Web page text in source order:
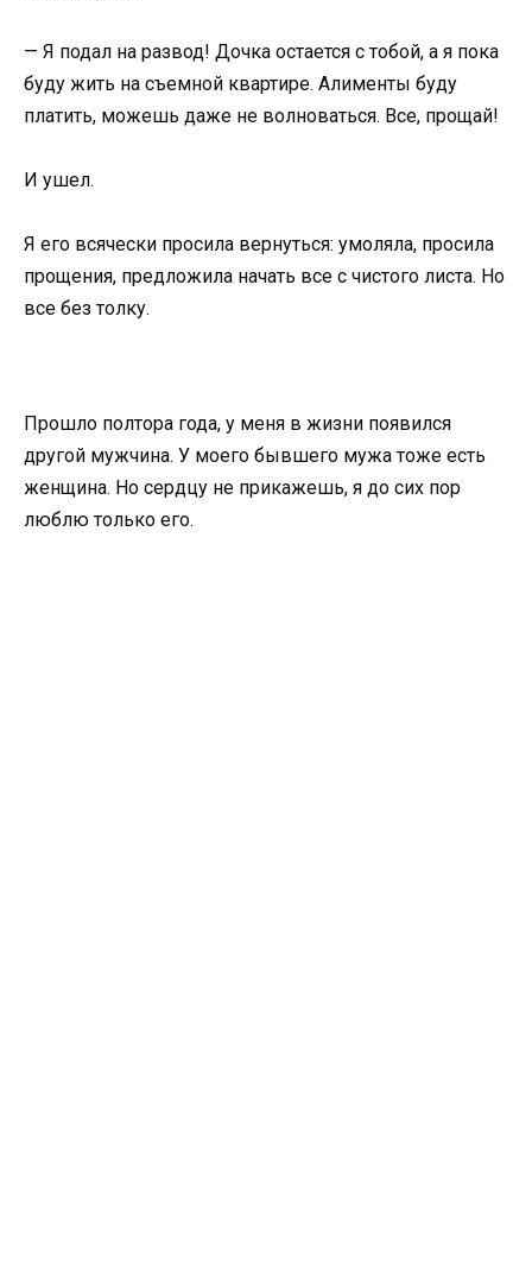
— Я подал на развод! Дочка остается с тобой, а я пока
буду жить на съемной квартире. Алименты буду
платить, можешь даже не волноваться. Все, прощай!
И ушел.
Я его всячески просила вернуться: умоляла, просила
прощения, предложила начать все с чистого листа. Но
все без толку.
Прошло полтора года, у меня в жизни появился
другой мужчина. У моего бывшего мужа тоже есть
женщина. Но сердцу не прикажешь, я до сих пор
люблю только его.